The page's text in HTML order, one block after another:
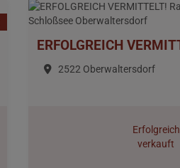
2522 Oberwaltersdorf
Erfolgreich
verkauft